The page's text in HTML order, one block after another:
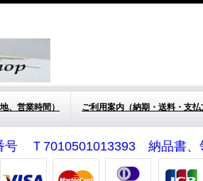
、営業時間） ご利用案内（納期・送料・支払
号 Ｔ7010501013393 納品書、